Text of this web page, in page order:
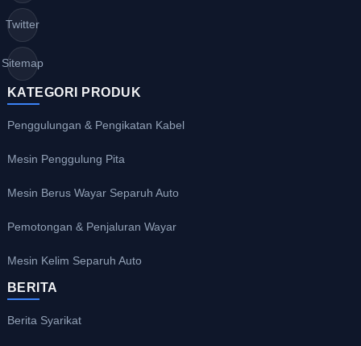
Twitter
Sitemap
KATEGORI PRODUK
Penggulungan & Pengikatan Kabel
Mesin Penggulung Pita
Mesin Berus Wayar Separuh Auto
Pemotongan & Penjaluran Wayar
Mesin Kelim Separuh Auto
BERITA
Berita Syarikat